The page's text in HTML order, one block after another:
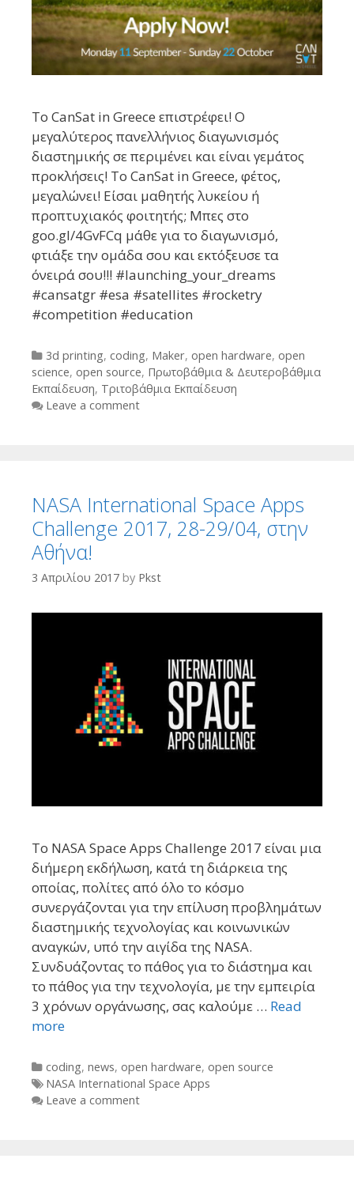
Το CanSat in Greece επιστρέφει! Ο
μεγαλύτερος πανελλήνιος διαγωνισμός
διαστημικής σε περιμένει και είναι γεμάτος
προκλήσεις! Το CanSat in Greece, φέτος,
μεγαλώνει! Είσαι μαθητής λυκείου ή
προπτυχιακός φοιτητής; Μπες στο
goo.gl/4GvFCq μάθε για το διαγωνισμό,
φτιάξε την ομάδα σου και εκτόξευσε τα
όνειρά σου!!! #launching_your_dreams
#cansatgr #esa #satellites #rocketry
#competition #education
Categories
3d printing, coding, Maker, open hardware, open
science, open source, Πρωτοβάθμια & Δευτεροβάθμια
Εκπαίδευση, Τριτοβάθμια Εκπαίδευση
Leave a comment
NASA International Space Apps
Challenge 2017, 28-29/04, στην
Αθήνα!
3 Απριλίου 2017 by Pkst
Το NASA Space Apps Challenge 2017 είναι μια
διήμερη εκδήλωση, κατά τη διάρκεια της
οποίας, πολίτες από όλο το κόσμο
συνεργάζονται για την επίλυση προβλημάτων
διαστημικής τεχνολογίας και κοινωνικών
αναγκών, υπό την αιγίδα της NASA.
Συνδυάζοντας το πάθος για το διάστημα και
το πάθος για την τεχνολογία, με την εμπειρία
3 χρόνων οργάνωσης, σας καλούμε … Read
more
Categories
coding, news, open hardware, open source
Tags
NASA International Space Apps
Leave a comment